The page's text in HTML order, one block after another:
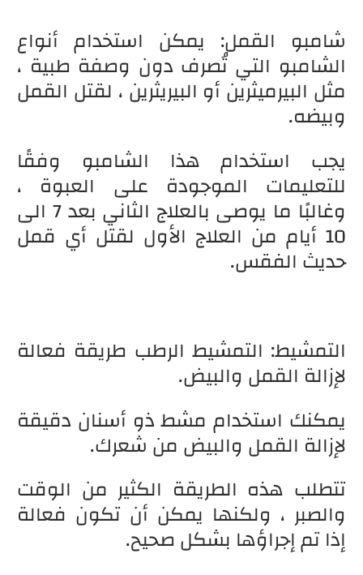
شامبو القمل: يمكن استخدام أنواع
الشامبو التي تُصرف دون وصفة طبية ،
مثل البيرميثرين أو البيريثرين ، لقتل القمل
وبيضه.
يجب استخدام هذا الشامبو وفقًا
للتعليمات الموجودة على العبوة ،
وغالبًا ما يوصى بالعلاج الثاني بعد 7 الى
10 أيام من العلاج الأول لقتل أي قمل
حديث الفقس.
التمشيط: التمشيط الرطب طريقة فعالة
لإزالة القمل والبيض.
يمكنك استخدام مشط ذو أسنان دقيقة
لإزالة القمل والبيض من شعرك.
تتطلب هذه الطريقة الكثير من الوقت
والصبر ، ولكنها يمكن أن تكون فعالة
إذا تم إجراؤها بشكل صحيح.